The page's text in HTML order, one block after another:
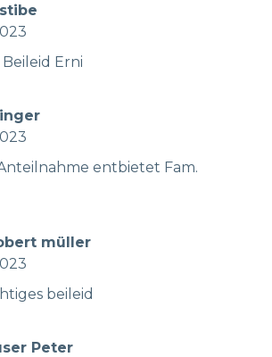
Erni
entbietet Fam.
müller
beileid
Peter